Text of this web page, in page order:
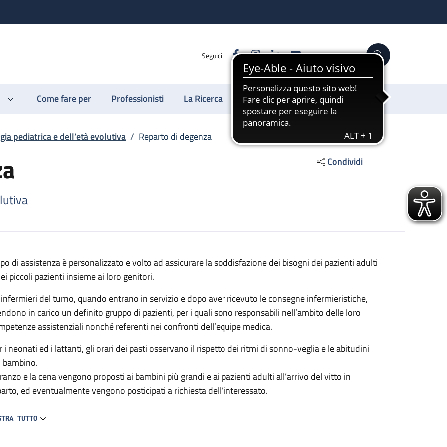
Seguici FacebookInstagram
LinkedinYouTube Cerca
Come fare per Professionisti La Ricerca Sostienici
pediatrica e dell’età evolutiva / Reparto di degenza
Condividi
di assistenza è personalizzato e volto ad assicurare la soddisfazione dei bisogni dei pazienti adulti
piccoli pazienti insieme ai loro genitori.
infermieri del turno, quando entrano in servizio e dopo aver ricevuto le consegne infermieristiche,
in carico un definito gruppo di pazienti, per i quali sono responsabili nell’ambito delle loro
assistenziali nonché referenti nei confronti dell’equipe medica.
i neonati ed i lattanti, gli orari dei pasti osservano il rispetto dei ritmi di sonno-veglia e le abitudini
bambino.
e la cena vengono proposti ai bambini più grandi e ai pazienti adulti all’arrivo del vitto in
ed eventualmente vengono posticipati a richiesta dell’interessato.
si occupa personalmente della preparazione e distribuzione del cibo a lattanti e neonati.
TUTTO